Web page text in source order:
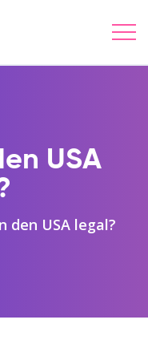
USA
den USA legal?